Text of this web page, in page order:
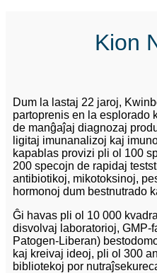
Kion
Dum la lastaj 22 jaroj,
partoprenis en la esplorado
de manĝaĵaj diagnozaj
ligitaj imunanalizoj kaj
kapablas provizi pli ol 100
200 specojn de rapidaj
antibiotikoj, mikotoksinoj,
hormonoj dum bestnutrado
Ĝi havas pli ol 10 000
disvolvaj laboratorioj, GMP-
Patogen-Liberan)
kaj kreivaj ideoj, pli ol 300
bibliotekoj por